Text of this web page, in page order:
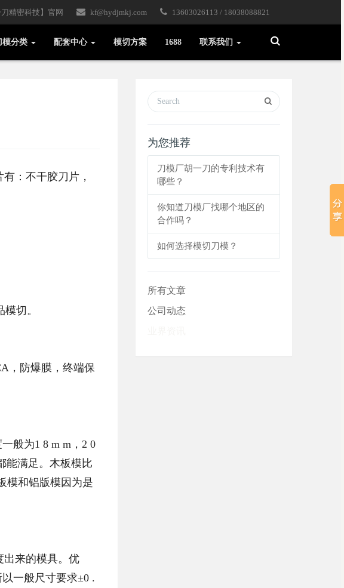
精密科技】官网 kf@hydjmkj.com 13603026113 / 18038088821
Toggle
Search
模分类 配套中心 模切方案 1688 联系我们
：不干胶刀片，
切。
，防爆膜，终端保
般为1 8 m m，2 0
能满足。木板模比
模和铝版模因为是
出来的模具。优
一般尺寸要求±0 .
为您推荐
刀模厂胡一刀的专利技术有
哪些？
你知道刀模厂找哪个地区的
合作吗？
如何选择模切刀模？
所有文章
公司动态